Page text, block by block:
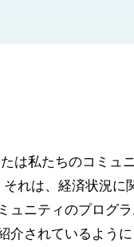
は私たちのコミュ
れは、経済状況に
ュニティのプログ
介されているよう